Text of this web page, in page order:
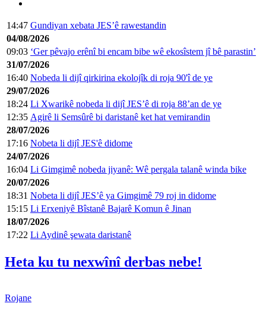
14:47 Gundiyan xebata JES’ê rawestandin
04/08/2026
09:03 ‘Ger pêvajo erênî bi encam bibe wê ekosîstem jî bê parastin’
31/07/2026
16:40 Nobeda li dijî qirkirina ekolojîk di roja 90'î de ye
29/07/2026
18:24 Li Xwarikê nobeda li dijî JES’ê di roja 88’an de ye
12:35 Agirê li Semsûrê bi daristanê ket hat vemirandin
28/07/2026
17:16 Nobeta li dijî JES'ê didome
24/07/2026
16:04 Li Gimgimê nobeda jiyanê: Wê pergala talanê winda bike
20/07/2026
18:31 Nobeta li dijî JES’ê ya Gimgimê 79 roj in didome
15:15 Li Erxeniyê Bîstanê Bajarê Komun ê Jinan
18/07/2026
17:22 Li Aydinê şewata daristanê
Heta ku tu nexwînî derbas nebe!
Rojane